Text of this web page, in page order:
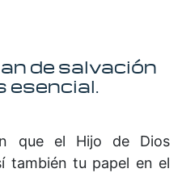
de salvación
esencial.
que el Hijo de Dios
también tu papel en el